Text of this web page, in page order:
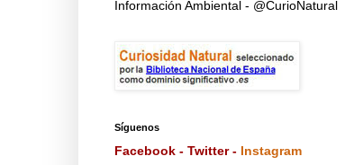
Información Ambiental - @CurioNatural
Síguenos
Facebook - Twitter- Instagram